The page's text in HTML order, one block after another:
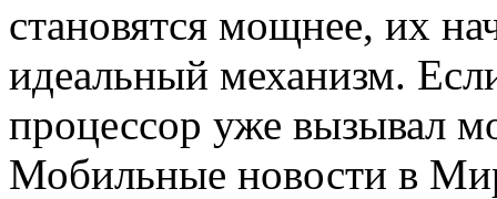
становятся мощнее, их
идеальный механизм.
процессор уже вызывал
Мобильные новости в